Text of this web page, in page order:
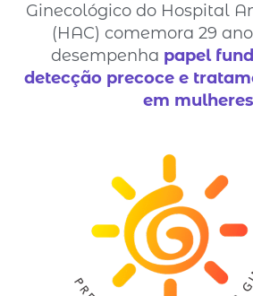
Ginecológico do Hospital
(HAC) comemora 29
desempenha papel
detecção precoce e
em